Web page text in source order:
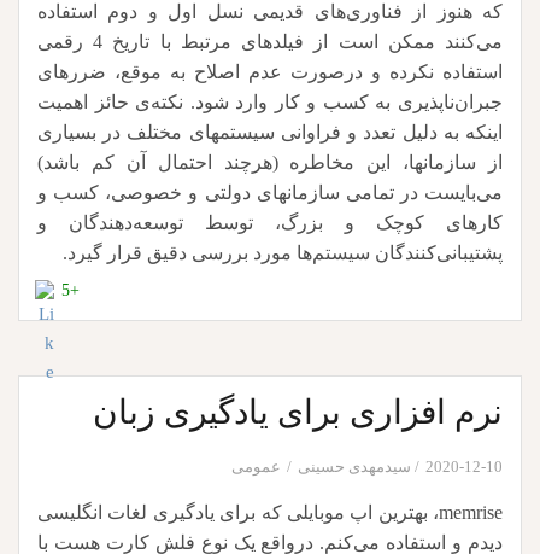
که هنوز از فناوری‌های قدیمی نسل اول و دوم استفاده
می‌کنند ممکن است از فیلدهای مرتبط با تاریخ 4 رقمی
استفاده نکرده و درصورت عدم اصلاح به موقع، ضررهای
جبران‌ناپذیری به کسب و کار وارد شود. نکته‌ی حائز اهمیت
اینکه به دلیل تعدد و فراوانی سیستمهای مختلف در بسیاری
از سازمانها، این مخاطره (هرچند احتمال آن کم باشد)
می‌بایست در تمامی سازمانهای دولتی و خصوصی، کسب و
کارهای کوچک و بزرگ، توسط توسعه‌دهندگان و
پشتیبانی‌کنندگان سیستم‌ها مورد بررسی دقیق قرار گیرد.
+5
نرم افزاری برای یادگیری زبان
2020-12-10 سیدمهدی حسینی عمومی
memrise، بهترین اپ موبایلی که برای یادگیری لغات انگلیسی
دیدم و استفاده می‌کنم. درواقع یک نوع فلش کارت هست با